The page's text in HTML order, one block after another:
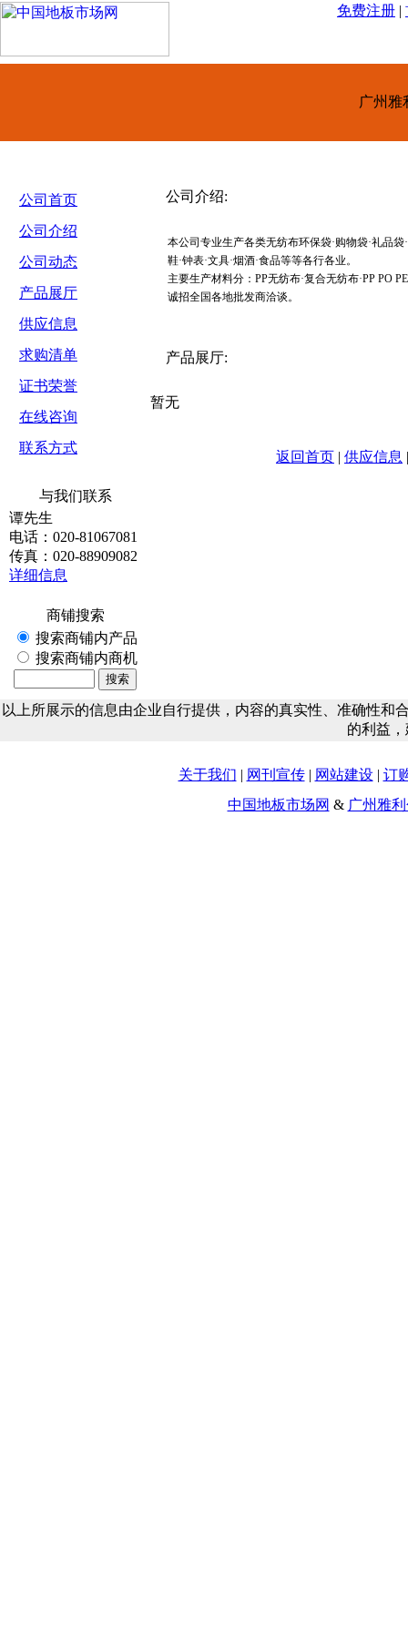
免费注册 |
广州雅
公司首页
公司介绍
公司动态
产品展厅
供应信息
求购清单
证书荣誉
在线咨询
联系方式
与我们联系
谭先生
电话：020-81067081
传真：020-88909082
详细信息
商铺搜索
搜索商铺内产品
搜索商铺内商机
公司介绍:
本公司专业生产各类无纺布环保袋·购物袋·礼品袋
鞋·钟表·文具·烟酒·食品等等各行各业。
主要生产材料分：PP无纺布·复合无纺布·PP PO
诚招全国各地批发商洽谈。
产品展厅:
暂无
返回首页 | 供应信息
以上所展示的信息由企业自行提供，内容的真实性、准确性
的利益
关于我们 | 网刊宣传| 网站建设| 订
中国地板市场网 & 广州雅